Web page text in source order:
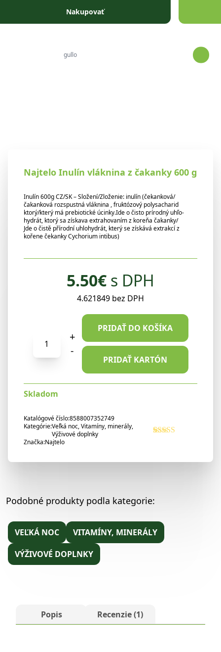
Nakupovať
Najtelo Inulín vláknina z čakanky 600 g
Inulín 600g CZ/SK – Složení/Zloženie: inulín (čekanková/
čakanková rozspustná vláknina , fruktózový polysacharid
ktorý/který má prebiotické úcinky.Ide o čisto prírodný uhľo-
hydrát, ktorý sa získava extrahovaním z koreňa čakanky/
Jde o čistě přírodní uhlohydrát, který se získává extrakcí z
kořene čekanky Cychorium intibus)
5.50€ s DPH
4.621849 bez DPH
Najtelo
Inulín
z
čakanky
g
+
-
PRIDAŤ DO KOŠÍKA
PRIDAŤ KARTÓN
Skladom
Katalógové číslo:8588007352749
Kategórie:Veľká noc,Vitamíny, minerály,
Výživové doplnky
Značka:Najtelo
Podobné produkty podla kategorie:
VEĽKÁ NOC
VITAMÍNY, MINERÁLY
VÝŽIVOVÉ DOPLNKY
Popis Recenzie (1)